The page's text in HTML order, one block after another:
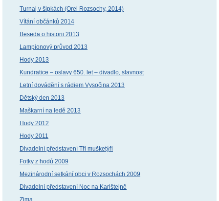
Turnaj v šipkách (Orel Rozsochy, 2014)
Vítání občánků 2014
Beseda o historii 2013
Lampionový průvod 2013
Hody 2013
Kundratice – oslavy 650. let – divadlo, slavnost
Letní dovádění s rádiem Vysočina 2013
Dětský den 2013
Maškarní na ledě 2013
Hody 2012
Hody 2011
Divadelní představení Tři mušketýři
Fotky z hodů 2009
Mezinárodní setkání obci v Rozsochách 2009
Divadelní představení Noc na Karlštejně
Zima